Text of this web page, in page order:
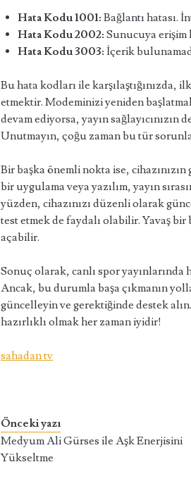
Hata Kodu 1001: Bağlantı hatası.
Hata Kodu 2002: Sunucuya erişim
Hata Kodu 3003: İçerik
Bu hata kodları ile karşılaştığınızda,
etmektir. Modeminizi yeniden
devam ediyorsa, yayın sağlayıcınızın
Unutmayın, çoğu zaman bu tür
Bir başka önemli nokta ise,
bir uygulama veya yazılım, yayın
yüzden, cihazınızı düzenli olarak
test etmek de faydalı olabilir. Yavaş
açabilir.
Sonuç olarak, canlı spor yayınlarında
Ancak, bu durumla başa çıkmanın
güncelleyin ve gerektiğinde destek
hazırlıklı olmak her zaman iyidir!
sahadan tv
Önceki yazı
Medyum Ali Gürses ile Aşk Enerjisini
Yükseltme